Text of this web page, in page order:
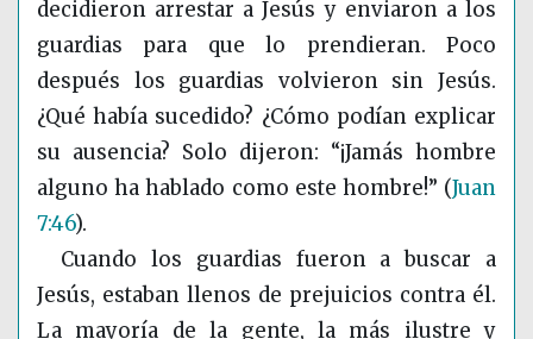
decidieron arrestar a Jesús y enviaron a los
guardias para que lo prendieran. Poco
después los guardias volvieron sin Jesús.
¿Qué había sucedido? ¿Cómo podían explicar
su ausencia? Solo dijeron: “¡Jamás hombre
alguno ha hablado como este hombre!” (Juan
7:46).
Cuando los guardias fueron a buscar a
Jesús, estaban llenos de prejuicios contra él.
La mayoría de la gente, la más ilustre y